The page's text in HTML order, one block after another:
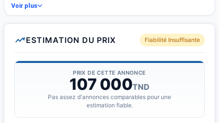
Voir plus
ESTIMATION DU PRIX Fiabilité Insuffisante
PRIX DE CETTE ANNONCE
107 000TND
Pas assez d'annonces comparables pour une
estimation fiable.